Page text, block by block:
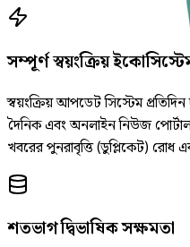
সম্পূর্ণ স্বয়ংক্রিয়
স্বয়ংক্রিয় আপডেট সিস্টেম প্রতিদিন
দৈনিক এবং অনলাইন নিউজ
খবরের পুনরাবৃত্তি (ডুপ্লিকেট)
শতভাগ দ্বিভাষিক সক্ষমতা